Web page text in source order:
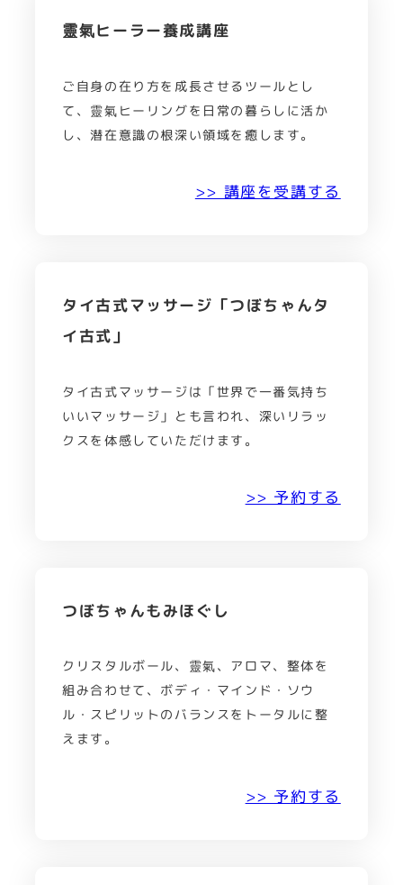
靈氣ヒーラー養成講座
ご自身の在り方を成長させるツールとし
て、靈氣ヒーリングを日常の暮らしに活か
し、潜在意識の根深い領域を癒します。
>> 講座を受講する
タイ古式マッサージ「つぼちゃんタ
イ古式」
タイ古式マッサージは「世界で一番気持ち
いいマッサージ」とも言われ、深いリラッ
クスを体感していただけます。
>> 予約する
つぼちゃんもみほぐし
クリスタルボール、靈氣、アロマ、整体を
組み合わせて、ボディ・マインド・ソウ
ル・スピリットのバランスをトータルに整
えます。
>> 予約する